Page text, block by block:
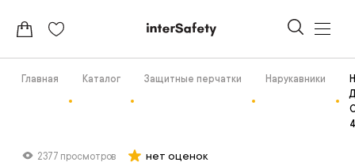
Главная Каталог Защитные перчатки Нарукавники
2377 просмотров нет оценок